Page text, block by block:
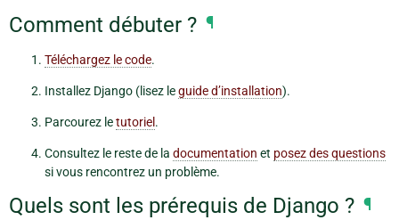
Comment débuter ? ¶
Téléchargez le code.
Installez Django (lisez leguide d’installation).
Parcourez letutoriel .
Consultez le reste de la documentation et posez des questions
si vous rencontrez un problème.
Quels sont les prérequis de Django ? ¶